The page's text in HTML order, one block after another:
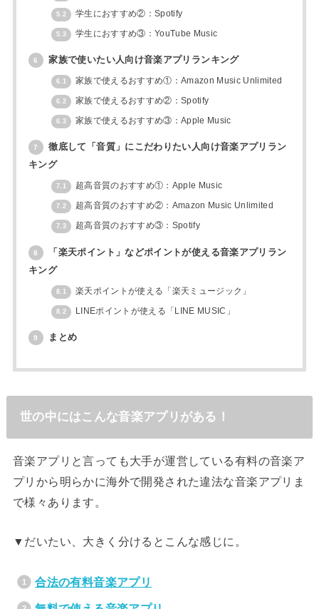
5.2 学生におすすめ②：Spotify
5.3 学生におすすめ③：YouTube Music
6 家族で使いたい人向け音楽アプリランキング
6.1 家族で使えるおすすめ①：Amazon Music Unlimited
6.2 家族で使えるおすすめ②：Spotify
6.3 家族で使えるおすすめ③：Apple Music
7
徹底して「音質」にこだわりたい人向け音楽アプリラン
キング
7.1 超高音質のおすすめ①：Apple Music
7.2 超高音質のおすすめ②：Amazon Music Unlimited
7.3 超高音質のおすすめ③：Spotify
8
「楽天ポイント」などポイントが使える音楽アプリラン
キング
8.1 楽天ポイントが使える「楽天ミュージック」
8.2 LINEポイントが使える「LINE MUSIC」
9 まとめ
世の中にはこんな音楽アプリがある！
音楽アプリと言っても大手が運営している有料の音楽ア
プリから明らかに海外で開発された違法な音楽アプリま
で様々あります。
▼だいたい、大きく分けるとこんな感じに。
合法の有料音楽アプリ